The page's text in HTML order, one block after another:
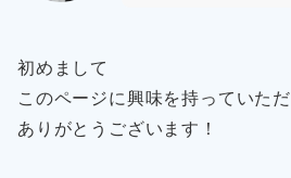
初めまして
このページに興味を持っていただ
ありがとうございます！